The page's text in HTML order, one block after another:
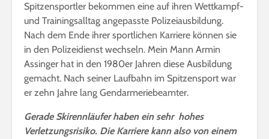
Spitzensportler bekommen eine auf ihren Wettkampf-
und Trainingsalltag angepasste Polizeiausbildung.
Nach dem Ende ihrer sportlichen Karriere können sie
in den Polizeidienst wechseln. Mein Mann Armin
Assinger hat in den 1980er Jahren diese Ausbildung
gemacht. Nach seiner Laufbahn im Spitzensport war
er zehn Jahre lang Gendarmeriebeamter.
Gerade Skirennläufer haben ein sehr hohes
Verletzungsrisiko. Die Karriere kann also von einem